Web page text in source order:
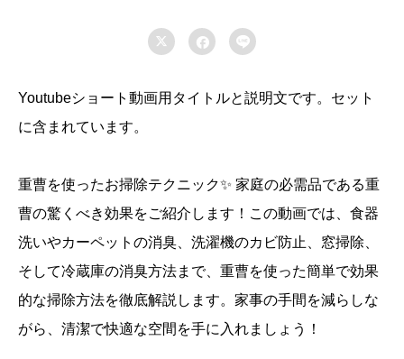
ン
ィ
は、
定
期
的
に
交
  
Youtubeショート動画用タイトルと説明文です。セット
に含まれています。
重曹を使ったお掃除テクニック✨ 家庭の必需品である重
曹の驚くべき効果をご紹介します！この動画では、食器
洗いやカーペットの消臭、洗濯機のカビ防止、窓掃除、
そして冷蔵庫の消臭方法まで、重曹を使った簡単で効果
的な掃除方法を徹底解説します。家事の手間を減らしな
がら、清潔で快適な空間を手に入れましょう！